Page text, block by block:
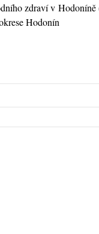
zdraví v
Hodonín